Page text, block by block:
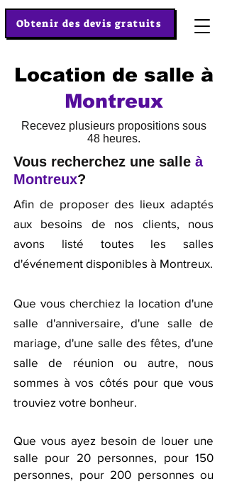
Obtenir des devis gratuits
Location de salle à
Montreux
Recevez plusieurs propositions sous
48 heures.
Vous recherchez une salle à
Montreux?
Afin de proposer des lieux adaptés
aux besoins de nos clients, nous
avons listé toutes les salles
d'événement disponibles à Montreux.
Que vous cherchiez la location d'une
salle d'anniversaire, d'une salle de
mariage, d'une salle des fêtes, d'une
salle de réunion ou autre, nous
sommes à vos côtés pour que vous
trouviez votre bonheur.
Que vous ayez besoin de louer une
salle pour 20 personnes, pour 150
personnes, pour 200 personnes ou